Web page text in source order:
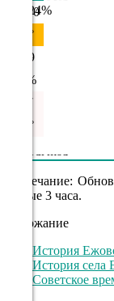
21:00
18°
759
65%
0.7
85°
09.08
00:00
17.4°
759
67%
Примечание:
каждые 3 часа.
Содержание
История
История села
Советское